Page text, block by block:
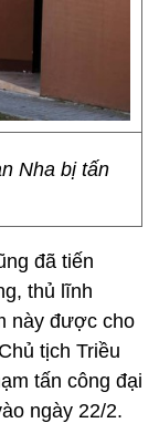
Nha bị tấn
đã tiến
thủ lĩnh
này được cho
tịch Triều
tấn công đại
ngày 22/2.